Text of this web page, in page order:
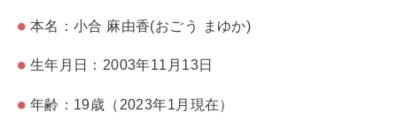
本名：小合 麻由香(おごう まゆか)
生年月日：2003年11月13日
年齢：19歳（2023年1月現在）